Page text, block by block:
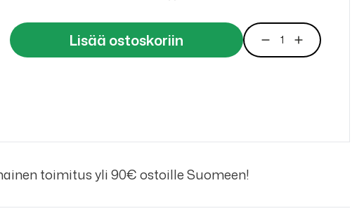
Lisää ostoskoriin
toimitus yli 90€ ostoille Suomeen!